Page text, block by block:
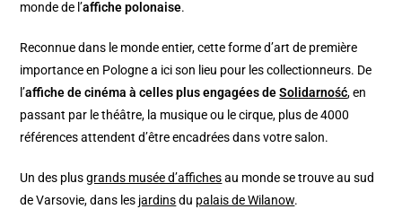
monde de l’affiche polonaise.
Reconnue dans le monde entier, cette forme d’art de première
importance en Pologne a ici son lieu pour les collectionneurs. De
l’affiche de cinéma à celles plus engagées deSolidarność, en
passant par le théâtre, la musique ou le cirque, plus de 4000
références attendent d’être encadrées dans votre salon.
Un des plusgrands musée d’affichesau monde se trouve au sud
de Varsovie, dans les jardinsdu palais de Wilanow.